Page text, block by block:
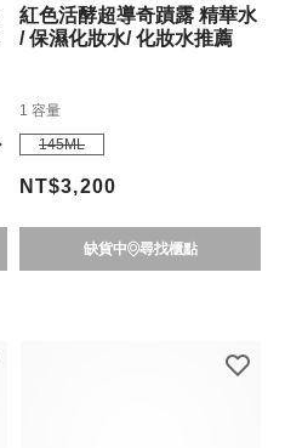
150mL(豐潤版)
紅色活酵超導奇蹟露 精華水
/ 保濕化妝水/ 化妝水推薦
1 容量
145ML
NT$3,200
缺貨中 尋找櫃點